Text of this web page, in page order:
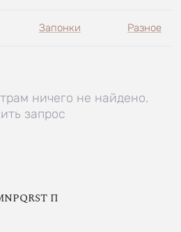
Запонки Разное
ничего не найдено.
запрос
NPQRST П